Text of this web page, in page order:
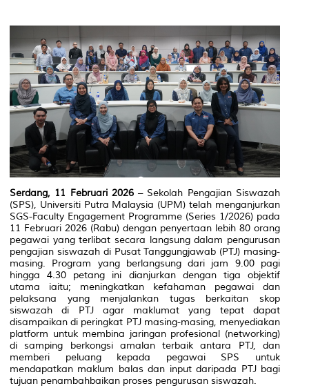
Serdang, 11 Februari 2026– Sekolah Pengajian Siswazah
(SPS), Universiti Putra Malaysia (UPM) telah menganjurkan
SGS-Faculty Engagement Programme (Series 1/2026) pada
11 Februari 2026 (Rabu) dengan penyertaan lebih 80 orang
pegawai yang terlibat secara langsung dalam pengurusan
pengajian siswazah di Pusat Tanggungjawab (PTJ) masing-
masing. Program yang berlangsung dari jam 9.00 pagi
hingga 4.30 petang ini dianjurkan dengan tiga objektif
utama iaitu; meningkatkan kefahaman pegawai dan
pelaksana yang menjalankan tugas berkaitan skop
siswazah di PTJ agar maklumat yang tepat dapat
disampaikan di peringkat PTJ masing-masing, menyediakan
platform untuk membina jaringan profesional (networking)
di samping berkongsi amalan terbaik antara PTJ, dan
memberi peluang kepada pegawai SPS untuk
mendapatkan maklum balas dan input daripada PTJ bagi
tujuan penambahbaikan proses pengurusan siswazah.